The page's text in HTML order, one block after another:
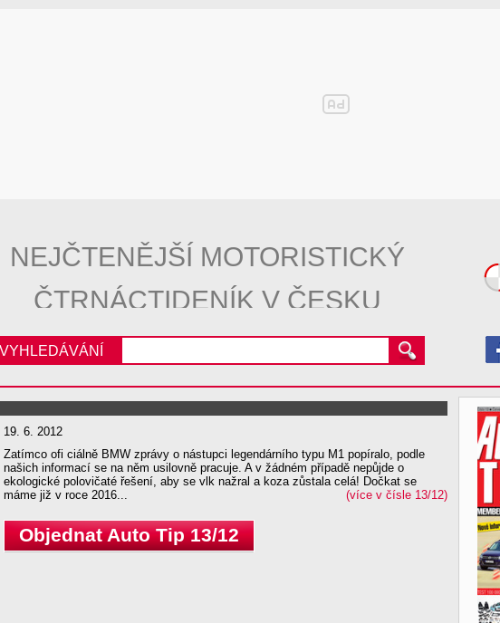
NEJČTENĚJŠÍ MOTORISTICKÝ
ČTRNÁCTIDENÍK V ČESKU
VYHLEDÁVÁNÍ
19. 6. 2012
Zatímco ofi ciálně BMW zprávy o nástupci legendárního typu M1 popíralo, podle
našich informací se na něm usilovně pracuje. A v žádném případě nepůjde o
ekologické polovičaté řešení, aby se vlk nažral a koza zůstala celá! Dočkat se
máme již v roce 2016...
(více v čísle 13/12)
Objednat Auto Tip 13/12